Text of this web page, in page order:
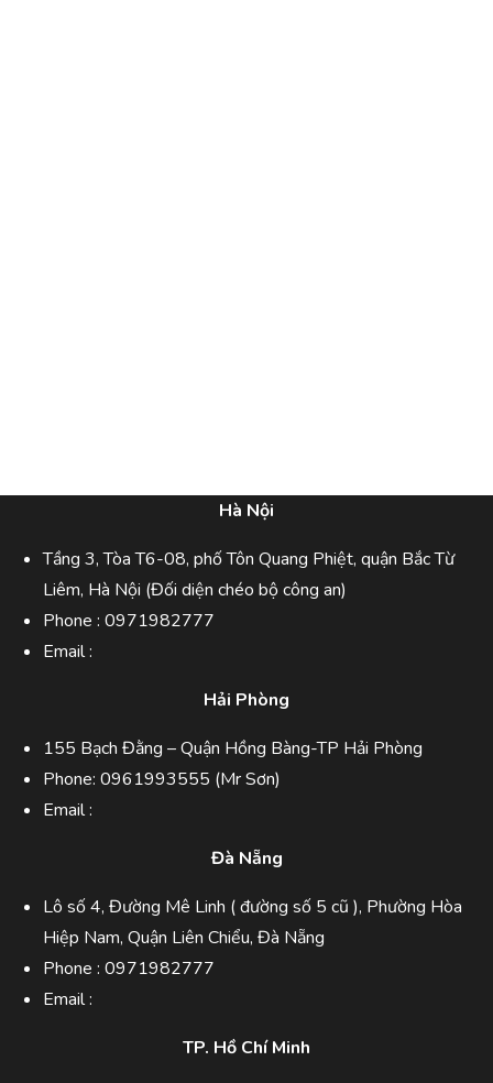
Hà Nội
Tầng 3, Tòa T6-08, phố Tôn Quang Phiệt, quận Bắc Từ
Liêm, Hà Nội (Đối diện chéo bộ công an)
Phone : 0971982777
Email :
Hải Phòng
155 Bạch Đằng – Quận Hồng Bàng-TP Hải Phòng
Phone: 0961993555 (Mr Sơn)
Email :
Đà Nẵng
Lô số 4, Đường Mê Linh ( đường số 5 cũ ), Phường Hòa
Hiệp Nam, Quận Liên Chiểu, Đà Nẵng
Phone : 0971982777
Email :
TP. Hồ Chí Minh